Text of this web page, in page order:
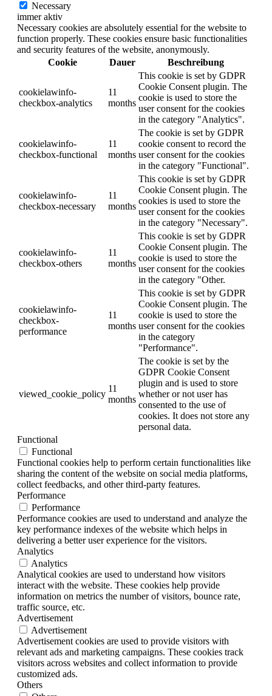
Necessary
immer aktiv
Necessary cookies are absolutely essential for the website to
function properly. These cookies ensure basic functionalities
and security features of the website, anonymously.
Cookie
Dauer Beschreibung
cookielawinfo-
checkbox-analytics
11
months
This cookie is set by GDPR
Cookie Consent plugin. The
cookie is used to store the
user consent for the cookies
in the category "Analytics".
cookielawinfo-
checkbox-functional
11
months
The cookie is set by GDPR
cookie consent to record the
user consent for the cookies
in the category "Functional".
cookielawinfo-
checkbox-necessary
11
months
This cookie is set by GDPR
Cookie Consent plugin. The
cookies is used to store the
user consent for the cookies
in the category "Necessary".
cookielawinfo-
checkbox-others
11
months
This cookie is set by GDPR
Cookie Consent plugin. The
cookie is used to store the
user consent for the cookies
in the category "Other.
cookielawinfo-
checkbox-
performance
11
months
This cookie is set by GDPR
Cookie Consent plugin. The
cookie is used to store the
user consent for the cookies
in the category
"Performance".
viewed_cookie_policy
11
months
The cookie is set by the
GDPR Cookie Consent
plugin and is used to store
whether or not user has
consented to the use of
cookies. It does not store any
personal data.
Functional
Functional
Functional cookies help to perform certain functionalities like
sharing the content of the website on social media platforms,
collect feedbacks, and other third-party features.
Performance
Performance
Performance cookies are used to understand and analyze the
key performance indexes of the website which helps in
delivering a better user experience for the visitors.
Analytics
Analytics
Analytical cookies are used to understand how visitors
interact with the website. These cookies help provide
information on metrics the number of visitors, bounce rate,
traffic source, etc.
Advertisement
Advertisement
Advertisement cookies are used to provide visitors with
relevant ads and marketing campaigns. These cookies track
visitors across websites and collect information to provide
customized ads.
Others